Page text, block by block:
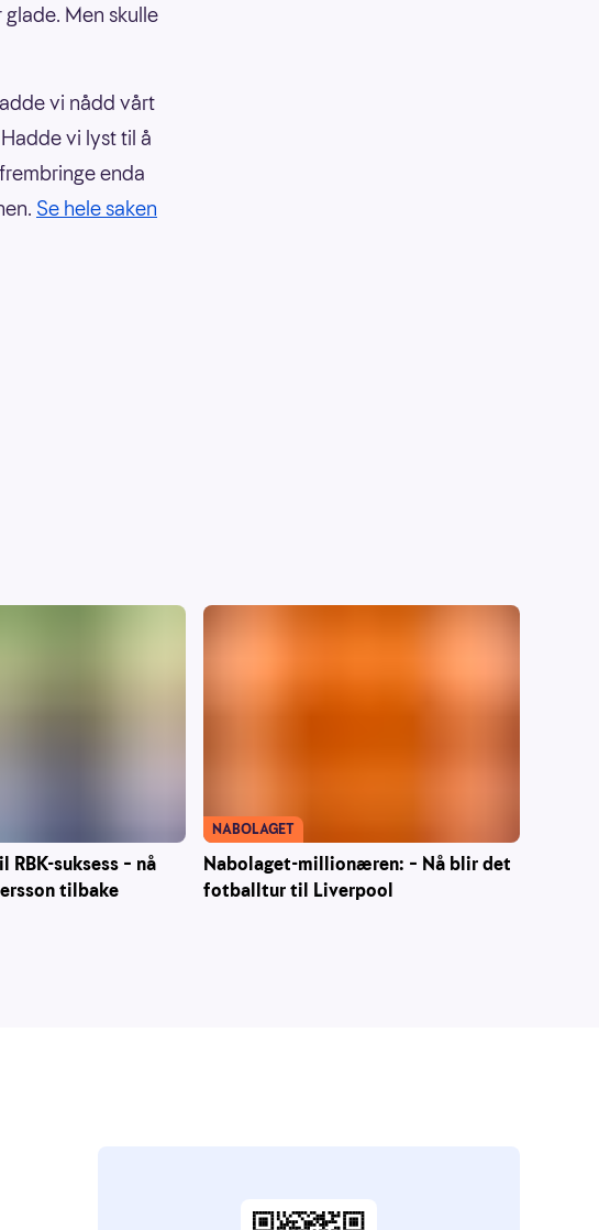
Men skulle
vi nådd vårt
vi lyst til å
enda
Se hele saken
RBK-suksess – nå
tilbake
Nabolaget-millionæren: – Nå blir det
fotballtur til Liverpool
NABOLAGET